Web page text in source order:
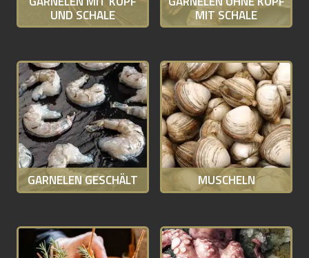
UND SCHALE MIT SCHALE
GARNELEN GESCHÄLT MUSCHELN